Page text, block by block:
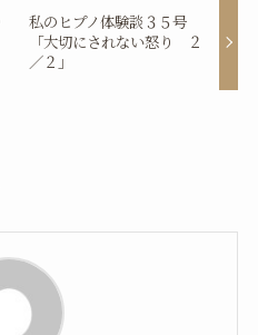
私のヒプノ体験談３５号
「大切にされない怒り ２
／２」